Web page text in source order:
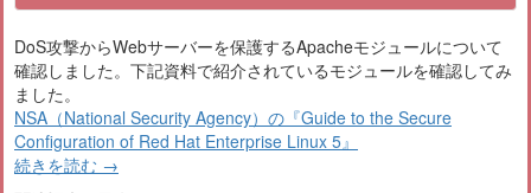
DoS攻撃からWebサーバーを保護するApacheモジュールについて
確認しました。下記資料で紹介されているモジュールを確認してみ
ました。
NSA（National Security Agency）の『Guide to the Secure
Configuration of Red Hat Enterprise Linux 5』
続きを読む →